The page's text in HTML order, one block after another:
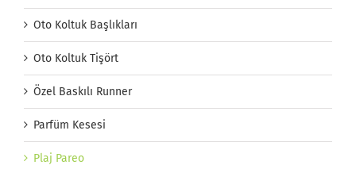
Oto Koltuk Başlıkları
Oto Koltuk Tişört
Özel Baskılı Runner
Parfüm Kesesi
Plaj Pareo